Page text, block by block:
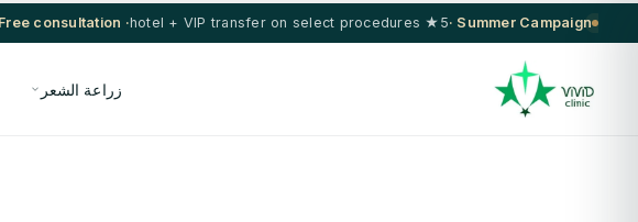
Summer Campaign ·
5★ hotel + VIP transfer on select procedures
· Free consultation →
زراعة الشعر